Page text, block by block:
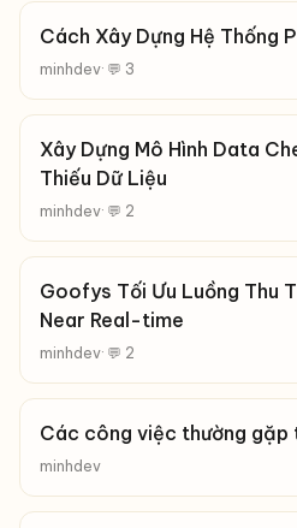
Cách Xây Dựng Hệ Thống
minhdev· 💬 3
Xây Dựng Mô Hình Data
Thiếu Dữ Liệu
minhdev· 💬 2
Goofys Tối Ưu Luồng Thu
Near Real-time
minhdev· 💬 2
Các công việc thường gặp
minhdev